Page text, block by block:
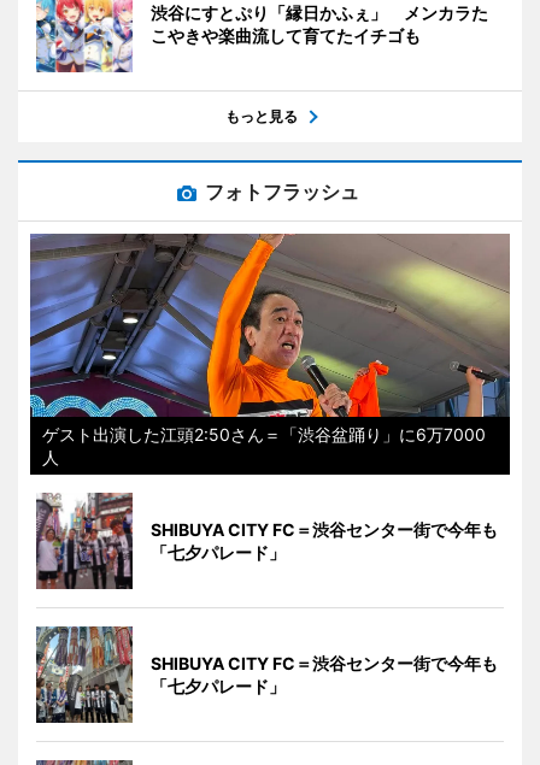
渋谷にすとぷり「縁日かふぇ」 メンカラた
こやきや楽曲流して育てたイチゴも
もっと見る
フォトフラッシュ
ゲスト出演した江頭2:50さん＝「渋谷盆踊り」に6万7000
人
SHIBUYA CITY FC＝渋谷センター街で今年も
「七夕パレード」
SHIBUYA CITY FC＝渋谷センター街で今年も
「七夕パレード」